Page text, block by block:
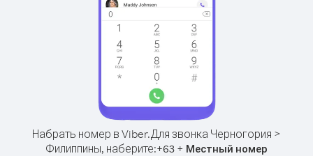
Набрать номер в Viber.Для звонка Черногория >
Филиппины, наберите:+63 + Местный номер